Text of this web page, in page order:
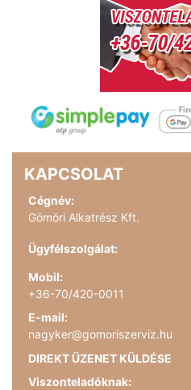
KAPCSOLAT
Cégnév:
Gömöri Alkatrész Kft.
Ügyfélszolgálat:
Mobil:
+36-70/420-0011
E-mail:
nagyker@gomoriszerviz.hu
DIREKT ÜZENET KÜLDÉSE
Viszonteladóknak: